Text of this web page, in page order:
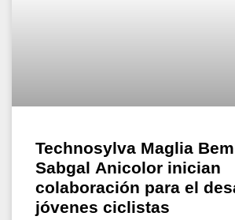
Technosylva Maglia
Sabgal Anicolor inician
colaboración para el
jóvenes ciclistas